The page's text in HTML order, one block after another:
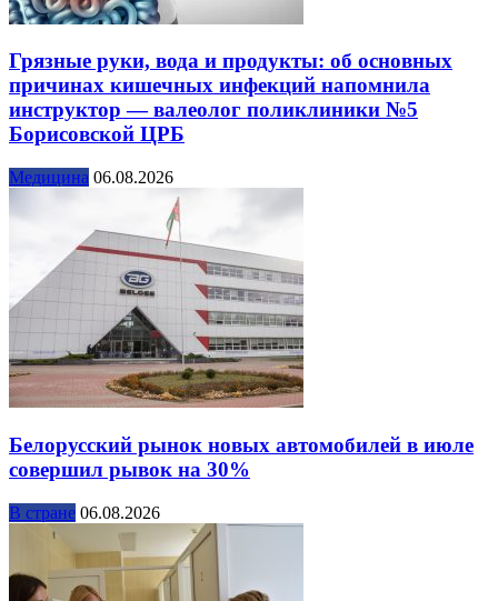
Грязные руки, вода и продукты: об основных
причинах кишечных инфекций напомнила
инструктор — валеолог поликлиники №5
Борисовской ЦРБ
Медицина 06.08.2026
Белорусский рынок новых автомобилей в июле
совершил рывок на 30%
В стране 06.08.2026